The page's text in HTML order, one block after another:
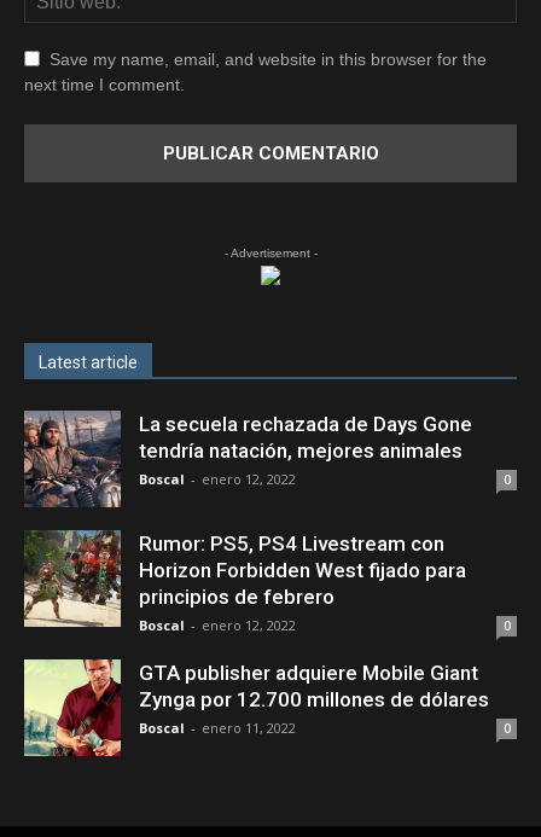
Save my name, email, and website in this browser for the
next time I comment.
- Advertisement -
Latest article
La secuela rechazada de Days Gone
tendría natación, mejores animales
Boscal - enero 12, 2022 0
Rumor: PS5, PS4 Livestream con
Horizon Forbidden West fijado para
principios de febrero
Boscal - enero 12, 2022 0
GTA publisher adquiere Mobile Giant
Zynga por 12.700 millones de dólares
Boscal - enero 11, 2022 0